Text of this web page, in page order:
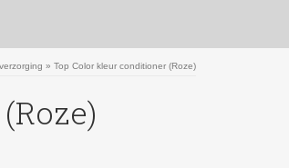
» Top Color kleur conditioner (Roze)